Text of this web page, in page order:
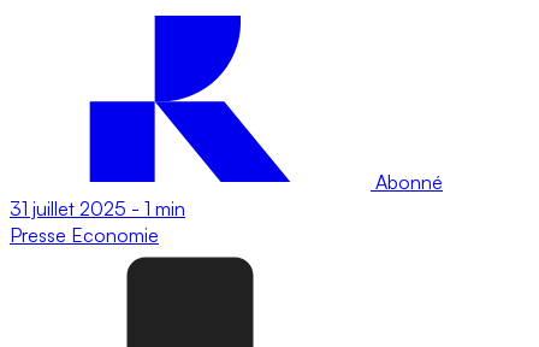
Abonné
31 juillet 2025 - 1 min
Presse Economie